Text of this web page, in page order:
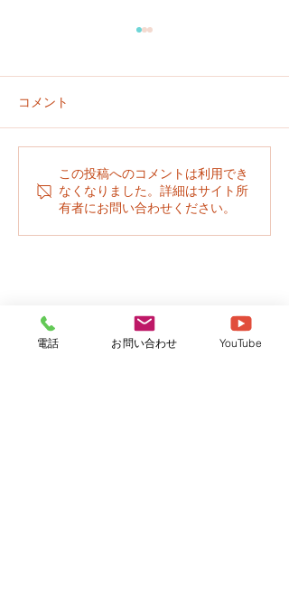
６／２８
コメント
この投稿へのコメントは利用でき
なくなりました。詳細はサイト所
有者にお問い合わせください。
電話 お問い合わせ YouTube